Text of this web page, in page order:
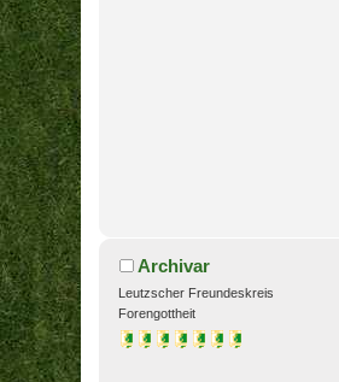
Archivar
Leutzscher Freundeskreis
Forengottheit